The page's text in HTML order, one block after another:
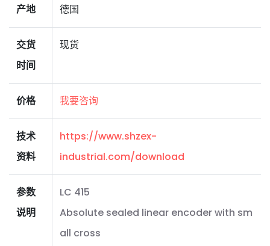
产地 德国
交货
时间
现货
价格 我要咨询
技术
资料
https://www.shzex-
industrial.com/download
参数
说明
LC 415
Absolute sealed linear encoder with sm
all cross